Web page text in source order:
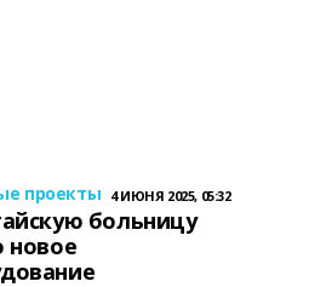
проекты 4 ИЮНЯ 2025, 05:32
больницу
новое